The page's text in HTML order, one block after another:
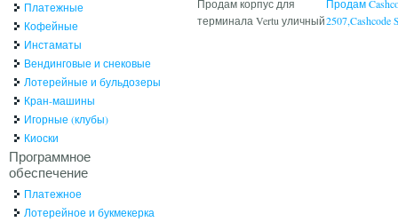
Продам корпус для
терминала Vertu уличный
Продам
2507,Cashcode
Платежные
Кофейные
Инстаматы
Вендинговые и снековые
Лотерейные и бульдозеры
Кран-машины
Игорные (клубы)
Киоски
Программное
обеспечение
Платежное
Лотерейное и букмекерка